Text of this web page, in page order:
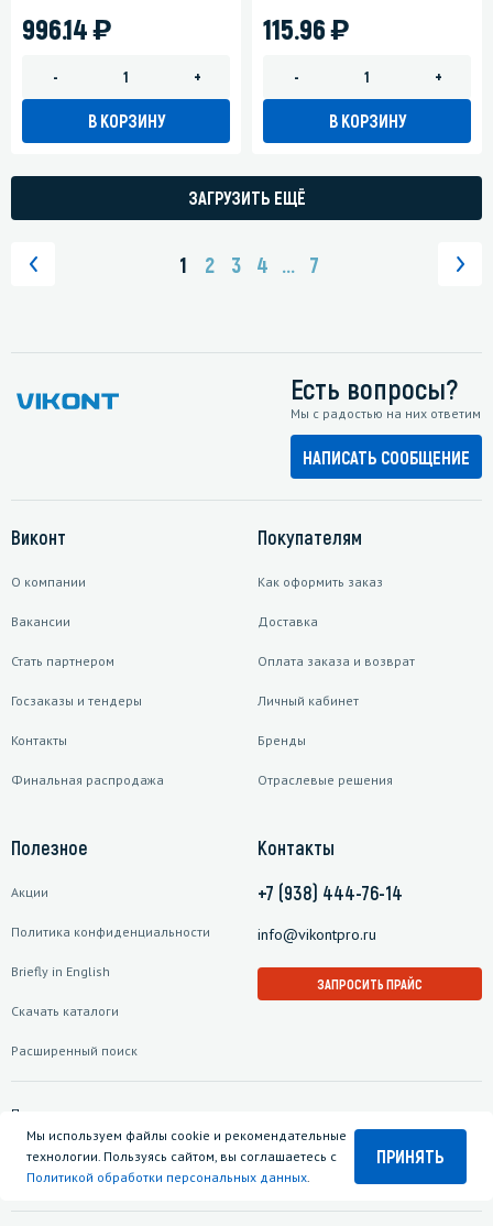
996.14)
- +
В КОРЗИНУ
115.96)
- +
В КОРЗИНУ
ЗАГРУЗИТЬ ЕЩЁ
1 2 3 4 ... 7
Есть вопросы?
Мы с радостью на них ответим
НАПИСАТЬ СООБЩЕНИЕ
Виконт
О компании
Вакансии
Стать партнером
Госзаказы и тендеры
Контакты
Финальная распродажа
Покупателям
Как оформить заказ
Доставка
Оплата заказа и возврат
Личный кабинет
Бренды
Отраслевые решения
Полезное
Акции
Политика конфиденциальности
Briefly in English
Скачать каталоги
Расширенный поиск
Контакты
+7 (938) 444-76-14
info@vikontpro.ru
ЗАПРОСИТЬ ПРАЙС
Подписаться на рассылку
Мы используем файлы cookie и рекомендательные
технологии. Пользуясь сайтом, вы соглашаетесь с
Политикой обработки персональных данных.
ПРИНЯТЬ